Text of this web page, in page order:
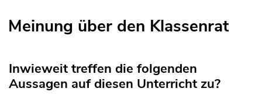
Meinung über den Klassenrat
Inwieweit treffen die folgenden
Aussagen auf diesen Unterricht zu?